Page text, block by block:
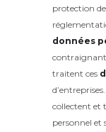
protection
données
traitent ces
collectent et
personnel et